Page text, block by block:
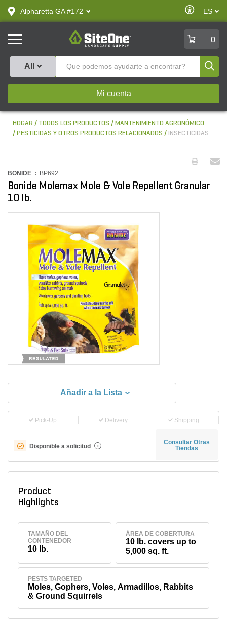
text.skipToContent
text.skipToNavigation
Alpharetta GA #172
Habilitar
ES
SiteOne
0
All
Mi cuenta
HOGAR TODOS LOS PRODUCTOS
MANTENIMIENTO AGRONÓMICO
PESTICIDAS Y OTROS PRODUCTOS RELACIONADOS
INSECTICIDAS
BONIDE : BP692
Bonide Molemax Mole & Vole Repellent Granular
10 lb.
Añadir a la Lista
Pick-Up Delivery Shipping
Disponible a solicitud i
Consultar Otras
Tiendas
Product
Highlights
TAMAÑO DEL
CONTENEDOR
10 lb.
ÁREA DE COBERTURA
10 lb. covers up to
5,000 sq. ft.
PESTS TARGETED
Moles, Gophers, Voles, Armadillos, Rabbits
& Ground Squirrels